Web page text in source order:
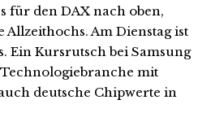
für den DAX nach oben,
Am Dienstag ist
Ein Kursrutsch bei Samsung
mit
deutsche Chipwerte in